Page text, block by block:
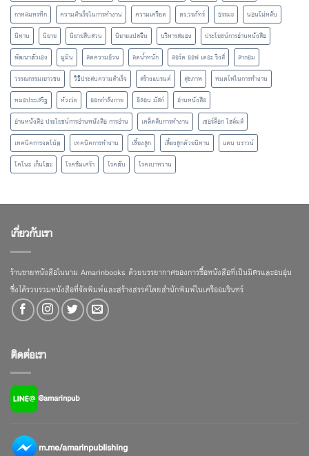
กาหลมหรทึก
ความสำเร็จในการทำงาน ความเครียด ดร.วรภัทร์ ธรรมะ
นอนไม่หลับ
นิทาน
นิยาย นิยายสืบสวน นิยายแปลจีน บริหารสมอง
ประโยชน์การอ่านหนังสือ
พัฒนาตัวเอง
มูมิน ลดความอ้วน ลดน้ำหนัก ลอร์ด ออฟ เดอะ ริงส์
ลากอม
วรรณกรรมเยาวชน
วิธีประสบความสำเร็จ สร้างแบรนด์ สุขภาพ
หมดไฟในการทำงาน
หมอประเสริฐ
หัวเว่ย ออกกำลังกาย อีลอน มัสก์
อ่านหนังสือ
อ่านหนังสือ ประโยชน์การอ่านหนังสือ การอ่าน
เคล็ดลับการทำงาน
เชอร์ล็อก โฮล์มส์
เทคนิคการจดโน้ต
เทคนิคการทำงาน เลี้ยงลูก เลี้ยงลูกด้วยนิทาน
แดน บราวน์
โคโนะ เก็นโตะ
โรคซึมเศร้า โรคตับ โรคเบาหวาน
เกี่ยวกับเรา
ร้านขายหนังสือในนาม Amarinbooks ด้วยบรรยากาศของการซื้อหนังสือที่เป็นมิตรและอบอุ่น
ซึ่งได้รวบรวมหนังสือที่จัดพิมพ์และสร้างสรรค์โดยสำนักพิมพ์ในเครืออมรินทร์
ติดต่อเรา
@amarinpub
m.me/amarinpublishing